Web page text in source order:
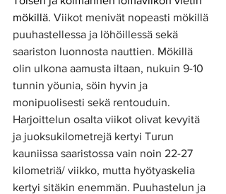
mökillä. Viikot menivät nopeasti mökillä
puuhastellessa ja löhöillessä sekä
saariston luonnosta nauttien. Mökillä
olin ulkona aamusta iltaan, nukuin 9-10
tunnin yöunia, söin hyvin ja
monipuolisesti sekä rentouduin.
Harjoittelun osalta viikot olivat kevyitä
ja juoksukilometrejä kertyi Turun
kauniissa saaristossa vain noin 22-27
kilometriä/ viikko, mutta hyötyaskelia
kertyi sitäkin enemmän. Puuhastelun ja